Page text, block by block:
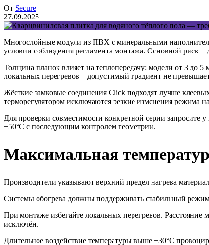
От Secure
27.09.2025
Многослойные модули из ПВХ с минеральными
условии соблюдения регламента монтажа. Основной риск –
Толщина планок влияет на теплопередачу: модели от 3 до
локальных перегревов – допустимый градиент не
Жёсткие замковые соединения Click подходят лучше
терморегулятором исключаются резкие изменения режима
Для проверки совместимости конкретной серии запросите
+50°C с последующим контролем геометрии.
Максимальная
Производители указывают верхний предел нагрева
Системы обогрева должны поддерживать стабильный
При монтаже избегайте локальных перегревов.
исключён.
Длительное воздействие температуры выше +30°C